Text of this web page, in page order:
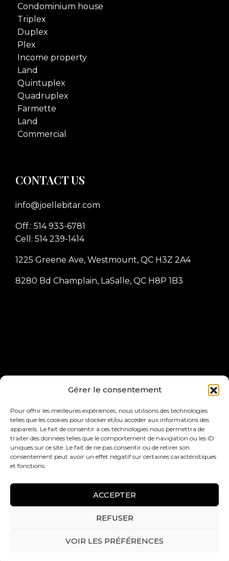
Gérer le consentement
Pour offrir les meilleures expériences, nous utilisons des technologies
telles que les cookies pour stocker et/ou accéder aux informations des
appareils. Le fait de consentir à ces technologies nous permettra de
traiter des données telles que le comportement de navigation ou les ID
uniques sur ce site. Le fait de ne pas consentir ou de retirer son
consentement peut avoir un effet négatif sur certaines caractéristiques
et fonctions.
ACCEPTER
REFUSER
VOIR LES PRÉFÉRENCES
Condominium house
Triplex
Duplex
Plex
Income property
Land
Quintuplex
Quadruplex
Farmette
Land
Commercial
CONTACT US
info@joellebitar.com
Off.: 514 933-6781
Cell: 514 239-1414
1225 Greene Ave, Westmount, QC H3Z 2A4
8280 Bd Champlain, LaSalle, QC H8P 1B3
Joelle Bitar, President of Joelle Bitar Inc, Licensed
Real Estate Broker at RE/MAX ACTION inc., real
estate agency Independent franchisee of RE/MAX
Québec inc.
1225 Greene Ave, Westmount, QC H3Z 2A4
8280 Bd Champlain, LaSalle, QC H8P 1B3.